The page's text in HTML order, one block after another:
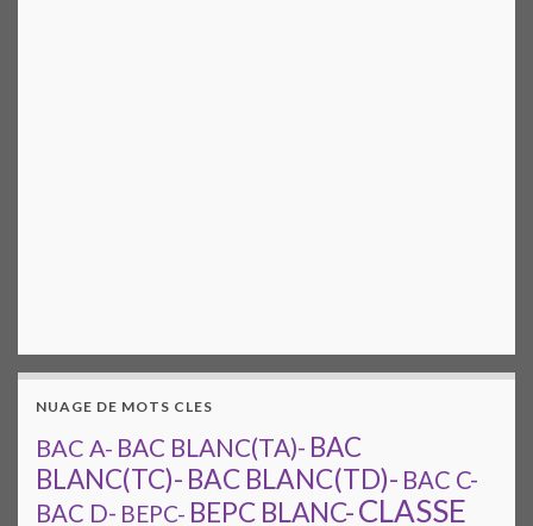
NUAGE DE MOTS CLES
BAC A- BAC BLANC(TA)- BAC
BLANC(TC)- BAC BLANC(TD)- BAC C-
BAC D- BEPC- BEPC BLANC-CLASSE